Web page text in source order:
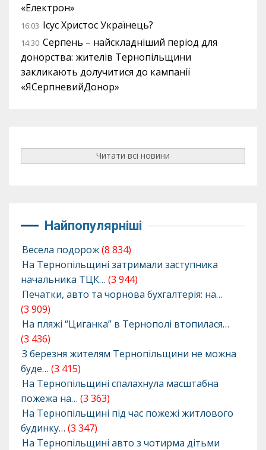
«Електрон»
16:03 Ісус Христос Українець?
14:30 Серпень – найскладніший період для
донорства: жителів Тернопільщини
закликають долучитися до кампанії
«ЯСерпневийДонор»
Читати всі новини
Найпопулярніші
Весела подорож(8 834)
На Тернопільщині затримали заступника
начальника ТЦК… (3 944)
Печатки, авто та чорнова бухгалтерія: на…
(3 909)
На пляжі “Циганка” в Тернополі втопилася…
(3 436)
З березня жителям Тернопільщини не можна
буде… (3 415)
На Тернопільщині спалахнула масштабна
пожежа на… (3 363)
На Тернопільщині під час пожежі житлового
будинку… (3 347)
На Тернопільщині авто з чотирма дітьми